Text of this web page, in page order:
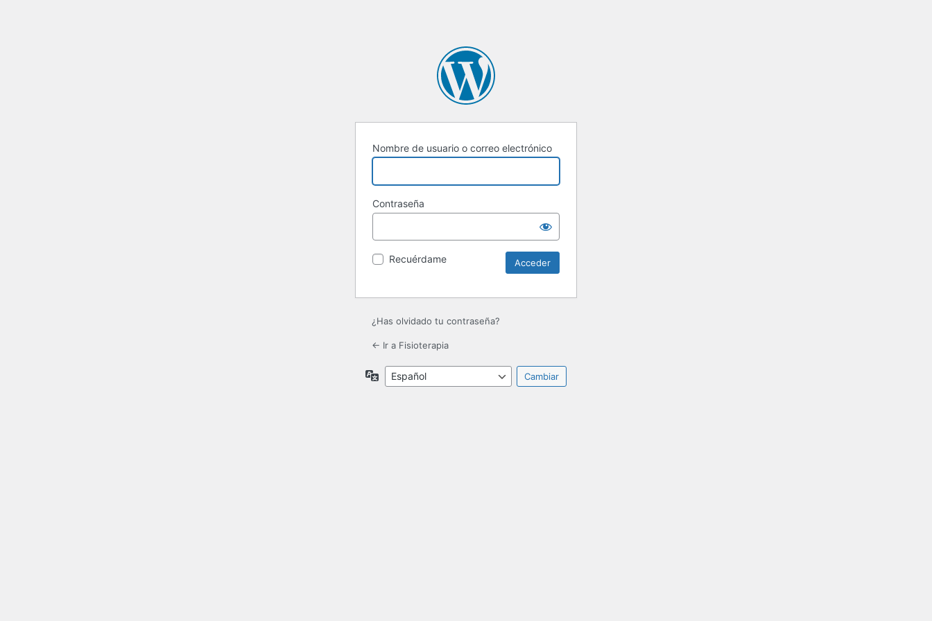
Nombre de usuario o correo electrónico
Contraseña
Recuérdame
¿Has olvidado tu contraseña?
← Ir a Fisioterapia
Idioma